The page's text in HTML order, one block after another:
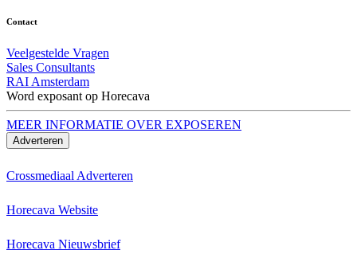
Contact
Veelgestelde Vragen
Sales Consultants
RAI Amsterdam
Word exposant op Horecava
MEER INFORMATIE OVER EXPOSEREN
Adverteren
Crossmediaal Adverteren
Horecava Website
Horecava Nieuwsbrief